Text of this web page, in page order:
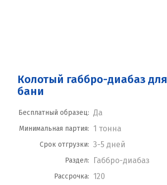
Колотый габбро-диабаз для
бани
Бесплатный образец: Да
Минимальная партия: 1 тонна
Срок отгрузки: 3-5 дней
Раздел: Габбро-диабаз
Рассрочка: 120